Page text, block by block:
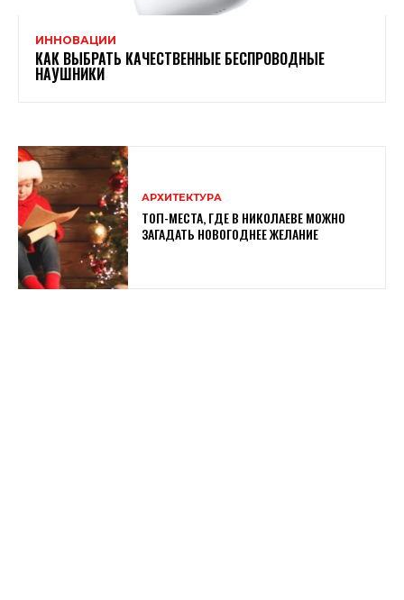
ИННОВАЦИИ
КАК ВЫБРАТЬ КАЧЕСТВЕННЫЕ БЕСПРОВОДНЫЕ
НАУШНИКИ
АРХИТЕКТУРА
ТОП-МЕСТА, ГДЕ В НИКОЛАЕВЕ МОЖНО
ЗАГАДАТЬ НОВОГОДНЕЕ ЖЕЛАНИЕ